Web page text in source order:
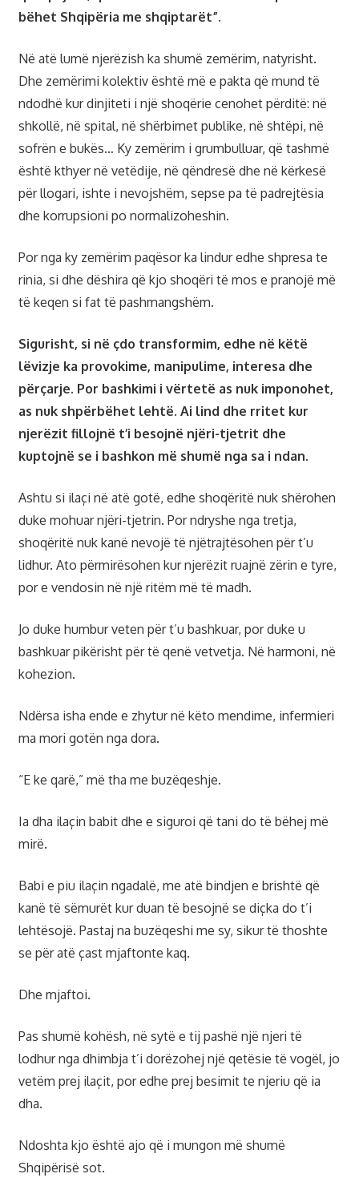
bëhet Shqipëria me shqiptarët”.
Në atë lumë njerëzish ka shumë zemërim, natyrisht.
Dhe zemërimi kolektiv është më e pakta që mund të
ndodhë kur dinjiteti i një shoqërie cenohet përditë: në
shkollë, në spital, në shërbimet publike, në shtëpi, në
sofrën e bukës… Ky zemërim i grumbulluar, që tashmë
është kthyer në vetëdije, në qëndresë dhe në kërkesë
për llogari, ishte i nevojshëm, sepse pa të padrejtësia
dhe korrupsioni po normalizoheshin.
Por nga ky zemërim paqësor ka lindur edhe shpresa te
rinia, si dhe dëshira që kjo shoqëri të mos e pranojë më
të keqen si fat të pashmangshëm.
Sigurisht, si në çdo transformim, edhe në këtë
lëvizje ka provokime, manipulime, interesa dhe
përçarje. Por bashkimi i vërtetë as nuk imponohet,
as nuk shpërbëhet lehtë. Ai lind dhe rritet kur
njerëzit fillojnë t’i besojnë njëri-tjetrit dhe
kuptojnë se i bashkon më shumë nga sa i ndan.
Ashtu si ilaçi në atë gotë, edhe shoqëritë nuk shërohen
duke mohuar njëri-tjetrin. Por ndryshe nga tretja,
shoqëritë nuk kanë nevojë të njëtrajtësohen për t’u
lidhur. Ato përmirësohen kur njerëzit ruajnë zërin e tyre,
por e vendosin në një ritëm më të madh.
Jo duke humbur veten për t’u bashkuar, por duke u
bashkuar pikërisht për të qenë vetvetja. Në harmoni, në
kohezion.
Ndërsa isha ende e zhytur në këto mendime, infermieri
ma mori gotën nga dora.
“E ke qarë,” më tha me buzëqeshje.
Ia dha ilaçin babit dhe e siguroi që tani do të bëhej më
mirë.
Babi e piu ilaçin ngadalë, me atë bindjen e brishtë që
kanë të sëmurët kur duan të besojnë se diçka do t’i
lehtësojë. Pastaj na buzëqeshi me sy, sikur të thoshte
se për atë çast mjaftonte kaq.
Dhe mjaftoi.
Pas shumë kohësh, në sytë e tij pashë një njeri të
lodhur nga dhimbja t’i dorëzohej një qetësie të vogël, jo
vetëm prej ilaçit, por edhe prej besimit te njeriu që ia
dha.
Ndoshta kjo është ajo që i mungon më shumë
Shqipërisë sot.